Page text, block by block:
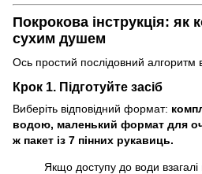
Покрокова інструкція: як
сухим душем
Ось простий послідовний алгоритм
Крок 1. Підготуйте засіб
Виберіть відповідний формат:
водою, маленький формат для
ж пакет із 7 пінних рукавиць.
Якщо доступу до води